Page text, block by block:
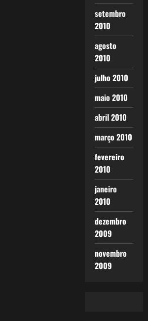
setembro
2010
agosto
2010
julho 2010
maio 2010
abril 2010
março 2010
fevereiro
2010
janeiro
2010
dezembro
2009
novembro
2009